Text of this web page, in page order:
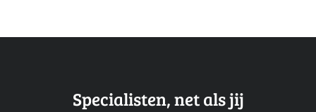
Specialisten, net als jij